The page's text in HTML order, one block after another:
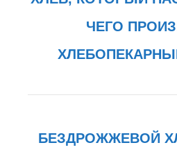
ЧЕГО
БЕЗДРОЖЖЕВОЙ